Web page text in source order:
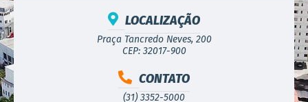
LOCALIZAÇÃO
Praça Tancredo Neves, 200
CEP: 32017-900
CONTATO
(31) 3352-5000